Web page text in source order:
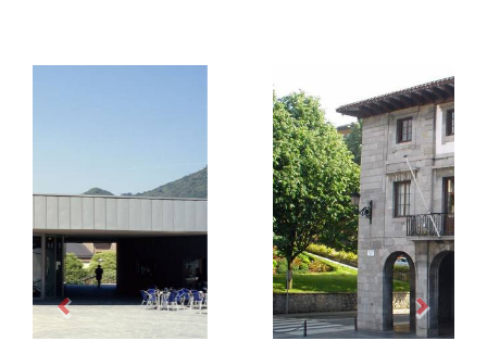
Previous Next